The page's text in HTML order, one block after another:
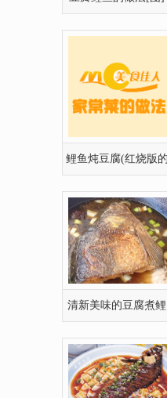
鲤鱼炖豆腐(红烧版的
做法)
清新美味的豆腐煮鲤
鱼头
年年有味——豆腐烧
鲤鱼